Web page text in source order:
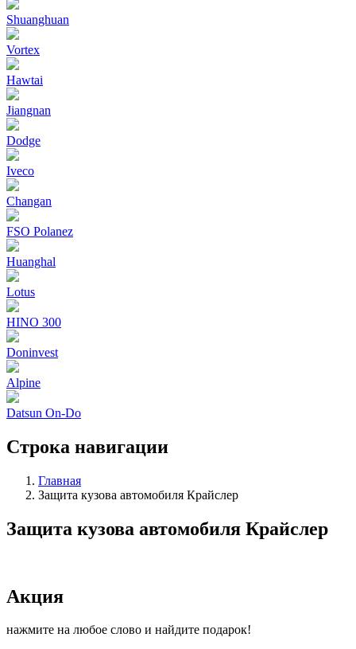
Shuanghuan
Vortex
Hawtai
Jiangnan
Dodge
Iveco
Changan
FSO Polanez
Huanghal
Lotus
HINO 300
Doninvest
Alpine
Datsun On-Do
Строка навигации
Главная
Защита кузова автомобиля Крайслер
Защита кузова автомобиля Крайслер
Акция
нажмите на любое слово и найдите подарок!